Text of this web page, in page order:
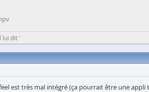
lui dit '
est très mal intégré (ça pourrait être une